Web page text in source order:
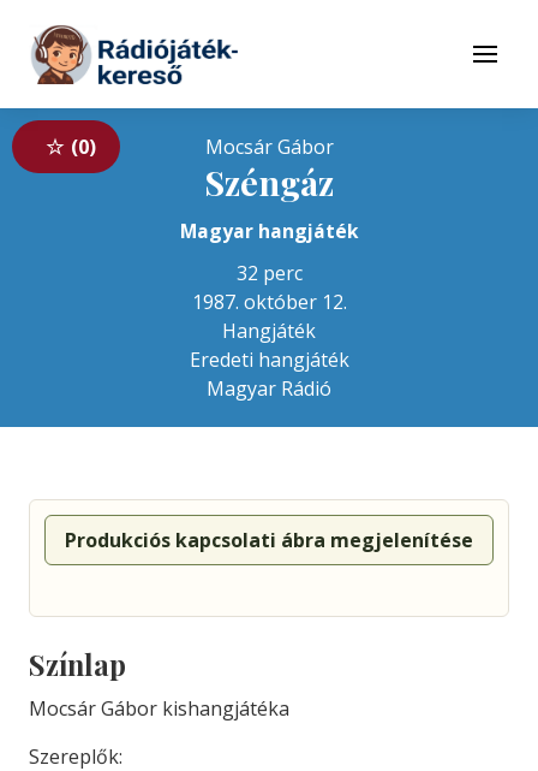
Tovább a tartalomhoz
Menü
0 Mocsár Gábor
Széngáz
Magyar hangjáték
32 perc
1987. október 12.
Hangjáték
Eredeti hangjáték
Magyar Rádió
Produkciós kapcsolati ábra megjelenítése
Színlap
Mocsár Gábor kishangjátéka
Szereplők: